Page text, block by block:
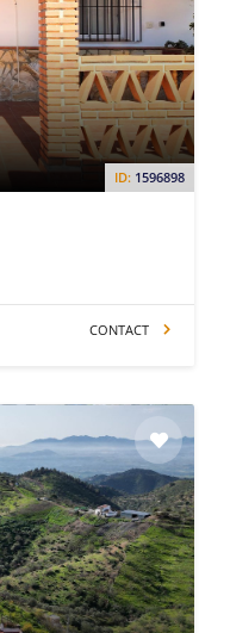
ID: 1596898
CONTACT